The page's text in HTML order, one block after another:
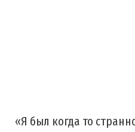
«Я был когда то